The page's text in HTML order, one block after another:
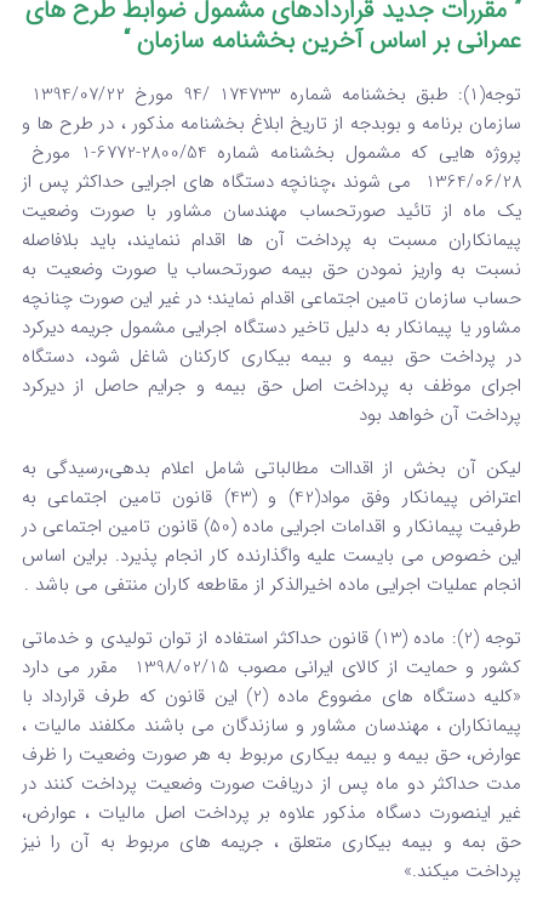
” مقررات جدید قراردادهای مشمول ضوابط طرح های
عمرانی بر اساس آخرین بخشنامه سازمان “
سازمان برنامه و بوبدجه از تاریخ ابلاغ بخشنامه مذکور ، در طرح ها و
پروژه هایی که مشمول بخشنامه شماره 2800/54-6772-1 مورخ
1364/06/28 می شوند ،چنانچه دستگاه های اجرایی حداکثر پس از
یک ماه از تائید صورتحساب مهندسان مشاور با صورت وضعیت
پیمانکاران مسبت به پرداخت آن ها اقدام ننمایند، باید بلافاصله
نسبت به واریز نمودن حق بیمه صورتحساب یا صورت وضعیت به
حساب سازمان تامین اجتماعی اقدام نمایند؛ در غیر این صورت چنانچه
مشاور یا پیمانکار به دلیل تاخیر دستگاه اجرایی مشمول جریمه دیرکرد
در پرداخت حق بیمه و بیمه بیکاری کارکنان شاغل شود، دستگاه
اجرای موظف به پرداخت اصل حق بیمه و جرایم حاصل از دیرکرد
پرداخت آن خواهد بود
لیکن آن بخش از اقداات مطالباتی شامل اعلام بدهی،رسیدگی به
اعتراض پیمانکار وفق مواد(42) و (43) قانون تامین اجتماعی به
طرفیت پیمانکار و اقدامات اجرایی ماده (50) قانون تامین اجتماعی در
این خصوص می بایست علیه واگذارنده کار انجام پذیرد. براین اساس
انجام عملیات اجرایی ماده اخیرالذکر از مقاطعه کاران منتفی می باشد .
توجه (2): ماده (13) قانون حداکثر استفاده از توان تولیدی و خدماتی
کشور و حمایت از کالای ایرانی مصوب 1398/02/15 مقرر می دارد
«کلیه دستگاه های مضووع ماده (2) این قانون که طرف قرارداد با
پیمانکاران ، مهندسان مشاور و سازندگان می باشند مکلفند مالیات ،
عوارض، حق بیمه و بیمه بیکاری مربوط به هر صورت وضعیت را ظرف
مدت حداکثر دو ماه پس از دریافت صورت وضعیت پرداخت کنند در
غیر اینصورت دسگاه مذکور علاوه بر پرداخت اصل مالیات ، عوارض،
حق بمه و بیمه بیکاری متعلق ، جریمه های مربوط به آن را نیز
پرداخت میکند.»